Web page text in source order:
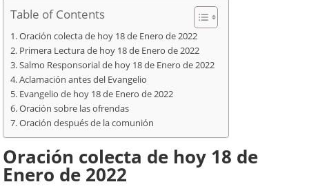
Table of Contents
Oración colecta de hoy 18 de Enero de 2022
Primera Lectura de hoy 18 de Enero de 2022
Salmo Responsorial de hoy 18 de Enero de 2022
Aclamación antes del Evangelio
Evangelio de hoy 18 de Enero de 2022
Oración sobre las ofrendas
Oración después de la comunión
Oración colecta de hoy 18 de
Enero de 2022